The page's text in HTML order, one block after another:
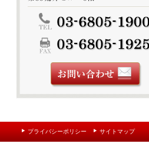
プライバシーポリシー サイトマップ